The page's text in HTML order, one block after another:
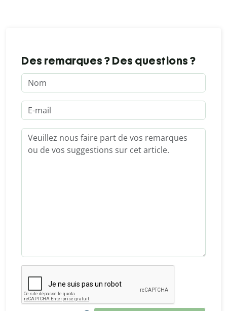
Des remarques ? Des questions ?